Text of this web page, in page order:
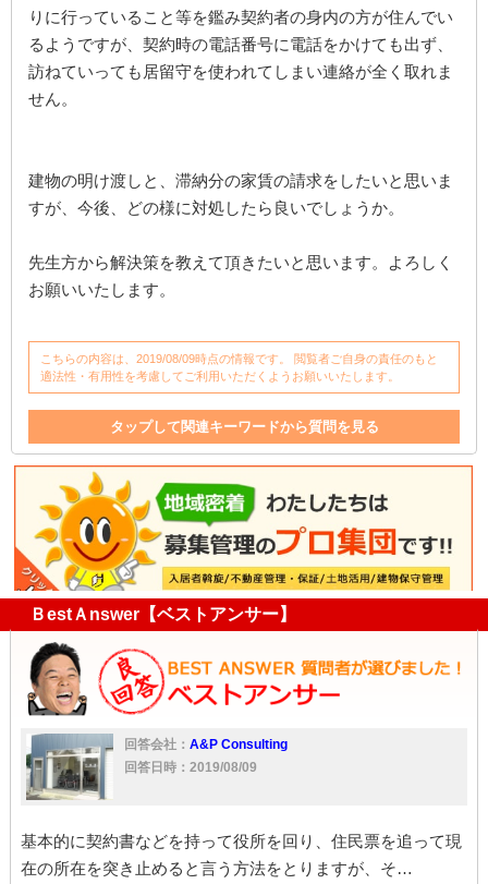
りに行っていること等を鑑み契約者の身内の方が住んでい
るようですが、契約時の電話番号に電話をかけても出ず、
訪ねていっても居留守を使われてしまい連絡が全く取れま
せん。
建物の明け渡しと、滞納分の家賃の請求をしたいと思いま
すが、今後、どの様に対処したら良いでしょうか。
先生方から解決策を教えて頂きたいと思います。よろしく
お願いいたします。
こちらの内容は、2019/08/09時点の情報です。 閲覧者ご自身の責任のもと
適法性・有用性を考慮してご利用いただくようお願いいたします。
タップして関連キーワードから質問を見る
家賃滞納 建物 滞納 契約解除
内容証明郵便
転居先
内容証明 訴訟 家
明け渡し
簡易裁判 契約者
ＢestＡnswer【ベストアンサー】
回答会社： A&P Consulting
回答日時：2019/08/09
基本的に契約書などを持って役所を回り、住民票を追って現
在の所在を突き止めると言う方法をとりますが、そ…